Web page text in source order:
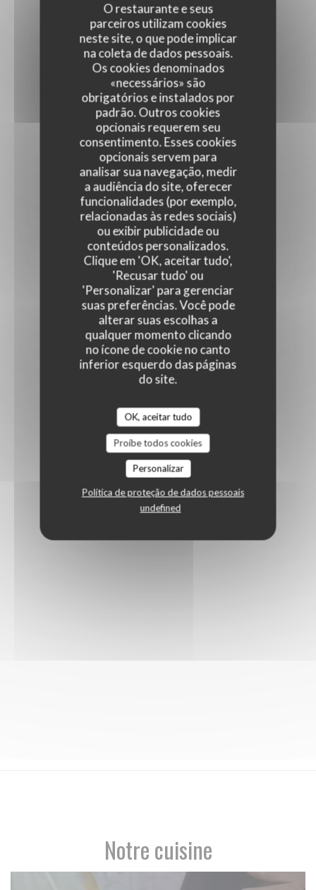
O restaurante e seus
parceiros utilizam cookies
neste site, o que pode implicar
na coleta de dados pessoais.
Os cookies denominados
«necessários» são
obrigatórios e instalados por
padrão. Outros cookies
opcionais requerem seu
consentimento. Esses cookies
opcionais servem para
analisar sua navegação, medir
a audiência do site, oferecer
funcionalidades (por exemplo,
relacionadas às redes sociais)
ou exibir publicidade ou
conteúdos personalizados.
Clique em 'OK, aceitar tudo',
'Recusar tudo' ou
'Personalizar' para gerenciar
suas preferências. Você pode
alterar suas escolhas a
qualquer momento clicando
no ícone de cookie no canto
inferior esquerdo das páginas
do site.
OK, aceitar tudo
Proíbe todos cookies
Personalizar
Política de proteção de dados pessoais
undefined
Notre cuisine